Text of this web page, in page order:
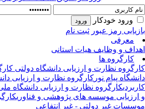
ورود خودکار
رمز عبور ثبت نام
معرفی
و وظایف هیات استانی
کارگروه ها
نظارت و ارزیابی دانشگاه دولتی
پیام نورکارگروه نظارت و ارزیابی
کارگروه نظارت و ارزیابی دانشگاه ملی
موسسه های پژوهشی و فناوری
غیر دولتی - غیر انتفاعی